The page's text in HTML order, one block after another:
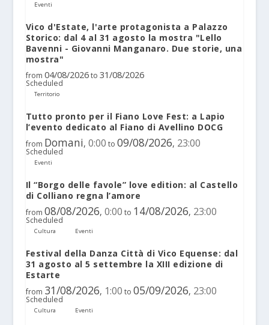
Eventi
Vico d'Estate, l'arte protagonista a Palazzo
Storico: dal 4 al 31 agosto la mostra "Lello
Bavenni - Giovanni Manganaro. Due storie, una
mostra"
from 04/08/2026 to 31/08/2026
Scheduled
Territorio
Tutto pronto per il Fiano Love Fest: a Lapio
l’evento dedicato al Fiano di Avellino DOCG
from Domani, 0:00 to 09/08/2026, 23:00
Scheduled
Eventi
Il “Borgo delle favole” love edition: al Castello
di Colliano regna l’amore
from 08/08/2026, 0:00 to 14/08/2026, 23:00
Scheduled
Cultura Eventi
Festival della Danza Città di Vico Equense: dal
31 agosto al 5 settembre la XIII edizione di
Estarte
from 31/08/2026, 1:00 to 05/09/2026, 23:00
Scheduled
Cultura Eventi